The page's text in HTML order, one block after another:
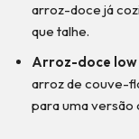
arroz-doce já
que talhe.
Arroz-doce low
arroz de couve-
para uma versão